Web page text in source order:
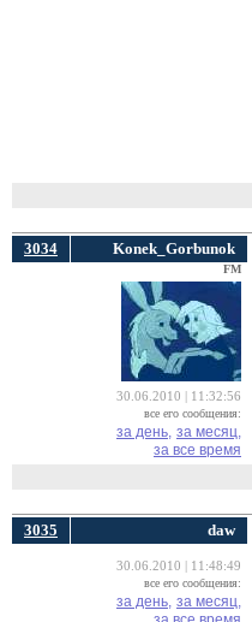
3034 Konek_Gorbunok
FM
30.06.2010 | 11:32:56
все его сообщения:
за день, за месяц,
за все время
3035 daw
30.06.2010 | 11:48:49
все его сообщения:
за день, за месяц,